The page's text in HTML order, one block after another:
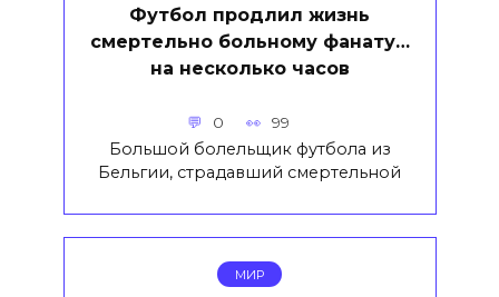
Футбол продлил жизнь
смертельно больному фанату…
на несколько часов
0 99
Большой болельщик футбола из
Бельгии, страдавший смертельной
МИР